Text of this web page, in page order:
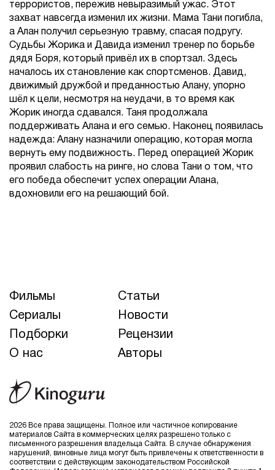
террористов, пережив невыразимый ужас. Этот
захват навсегда изменил их жизни. Мама Тани погибла,
а Алан получил серьезную травму, спасая подругу.
Судьбы Жорика и Давида изменил тренер по борьбе
дядя Боря, который привёл их в спортзал. Здесь
началось их становление как спортсменов. Давид,
движимый дружбой и преданностью Алану, упорно
шёл к цели, несмотря на неудачи, в то время как
Жорик иногда сдавался. Таня продолжала
поддерживать Алана и его семью. Наконец появилась
надежда: Алану назначили операцию, которая могла
вернуть ему подвижность. Перед операцией Жорик
проявил слабость на ринге, но слова Тани о том, что
его победа обеспечит успех операции Алана,
вдохновили его на решающий бой.
2026 Все права защищены. Полное или частичное копирование
материалов Сайта в коммерческих целях разрешено только с
письменного разрешения владельца Сайта. В случае обнаружения
нарушений, виновные лица могут быть привлечены к ответственности в
соответствии с действующим законодательством Российской
Фильмы
Статьи
Сериалы
Новости
Подборки
Рецензии
О нас
Авторы